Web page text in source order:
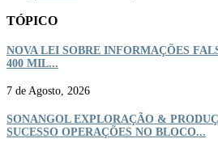
TÓPICO
NOVA LEI SOBRE INFORMAÇÕES
400 MIL...
7 de Agosto, 2026
SONANGOL EXPLORAÇÃO &
SUCESSO OPERAÇÕES NO BLOCO...